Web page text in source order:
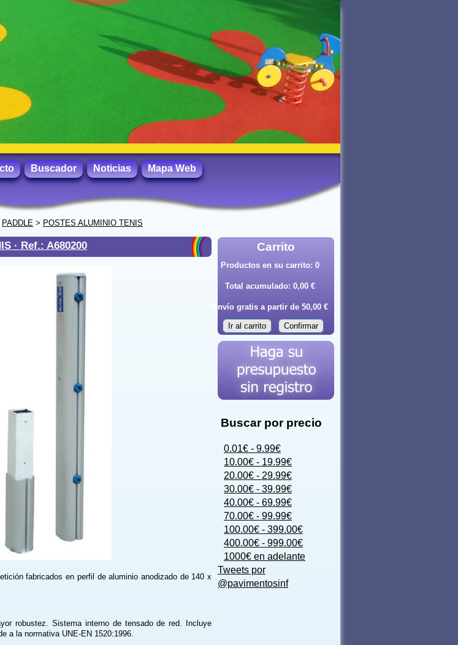
Buscador Noticias Mapa Web
PADDLE > POSTES ALUMINIO TENIS
· Ref.: A680200
fabricados en perfil de aluminio anodizado de 140 x
robustez. Sistema interno de tensado de red. Incluye
a la normativa UNE-EN 1520:1996.
Carrito
Productos en su carrito: 0
Total acumulado: 0,00 €
Envío gratis a partir de 50,00 €
Ir al carrito Confirmar
Buscar por precio
0.01€ - 9.99€
10.00€ - 19.99€
20.00€ - 29.99€
30.00€ - 39.99€
40.00€ - 69.99€
70.00€ - 99.99€
100.00€ - 399.00€
400.00€ - 999.00€
1000€ en adelante
Tweets por
@pavimentosinf